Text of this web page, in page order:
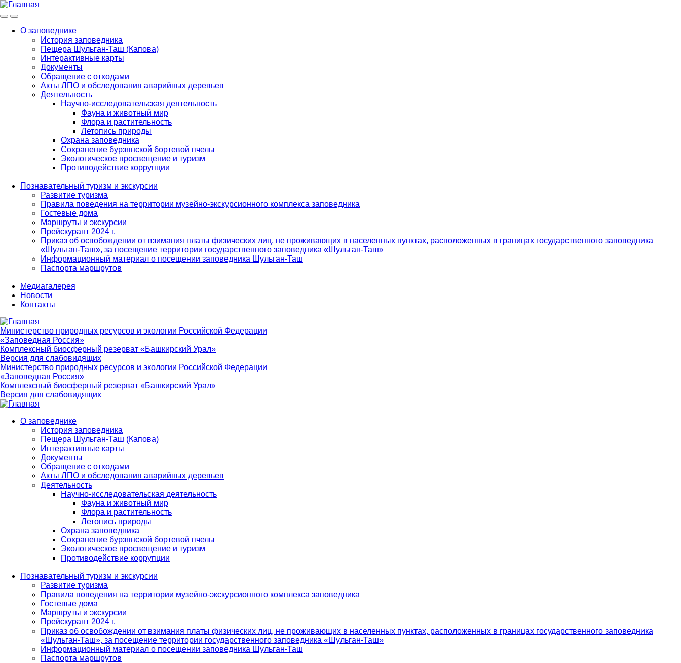
МенюИнфо
navigation
О заповеднике
История заповедника
Пещера Шульган-Таш (Капова)
Интерактивные карты
Документы
Обращение с отходами
Акты ЛПО и обследования аварийных деревьев
Деятельность
Научно-исследовательская деятельность
Фауна и животный мир
Флора и растительность
Летопись природы
Охрана заповедника
Сохранение бурзянской бортевой пчелы
Экологическое просвещение и туризм
Противодействие коррупции
Познавательный туризм и экскурсии
Развитие туризма
Правила поведения на территории музейно-экскурсионного комплекса заповедника
Гостевые дома
Маршруты и экскурсии
Прейскурант 2024 г.
Приказ об освобождении от взимания платы физических лиц, не проживающих в населенных пунктах, расположенных в границах государственного заповедника
«Шульган-Таш», за посещение территории государственного заповедника «Шульган-Таш»
Информационный материал о посещении заповедника Шульган-Таш
Паспорта маршрутов
Медиагалерея
Новости
Контакты
Министерство природных ресурсов и экологии Российской Федерации
«Заповедная Россия»
Комплексный биосферный резерват «Башкирский Урал»
Версия для слабовидящих
Министерство природных ресурсов и экологии Российской Федерации
«Заповедная Россия»
Комплексный биосферный резерват «Башкирский Урал»
Версия для слабовидящих
navigation
О заповеднике
История заповедника
Пещера Шульган-Таш (Капова)
Интерактивные карты
Документы
Обращение с отходами
Акты ЛПО и обследования аварийных деревьев
Деятельность
Научно-исследовательская деятельность
Фауна и животный мир
Флора и растительность
Летопись природы
Охрана заповедника
Сохранение бурзянской бортевой пчелы
Экологическое просвещение и туризм
Противодействие коррупции
Познавательный туризм и экскурсии
Развитие туризма
Правила поведения на территории музейно-экскурсионного комплекса заповедника
Гостевые дома
Маршруты и экскурсии
Прейскурант 2024 г.
Приказ об освобождении от взимания платы физических лиц, не проживающих в населенных пунктах, расположенных в границах государственного заповедника
«Шульган-Таш», за посещение территории государственного заповедника «Шульган-Таш»
Информационный материал о посещении заповедника Шульган-Таш
Паспорта маршрутов